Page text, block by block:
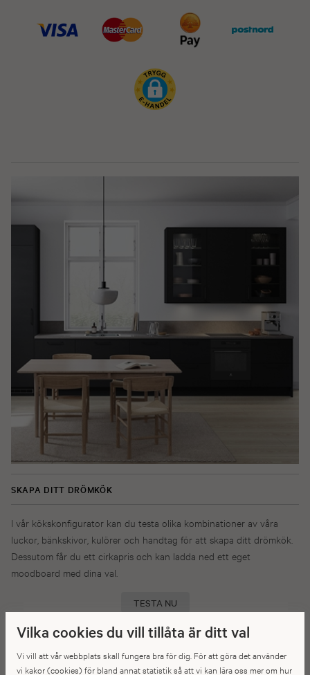
Vilka cookies du vill tillåta är ditt val
Vi vill att vår webbplats skall fungera bra för dig. För att göra det använder
vi kakor (cookies) för bland annat statistik så att vi kan lära oss mer om hur
SKAPA DITT DRÖMKÖK
I vår kökskonfigurator kan du testa olika kombinationer av våra
luckor, bänkskivor, kulörer och handtag för att skapa ditt drömkök.
Dessutom får du ett cirkapris och kan ladda ned ett eget
moodboard med dina val.
TESTA NU